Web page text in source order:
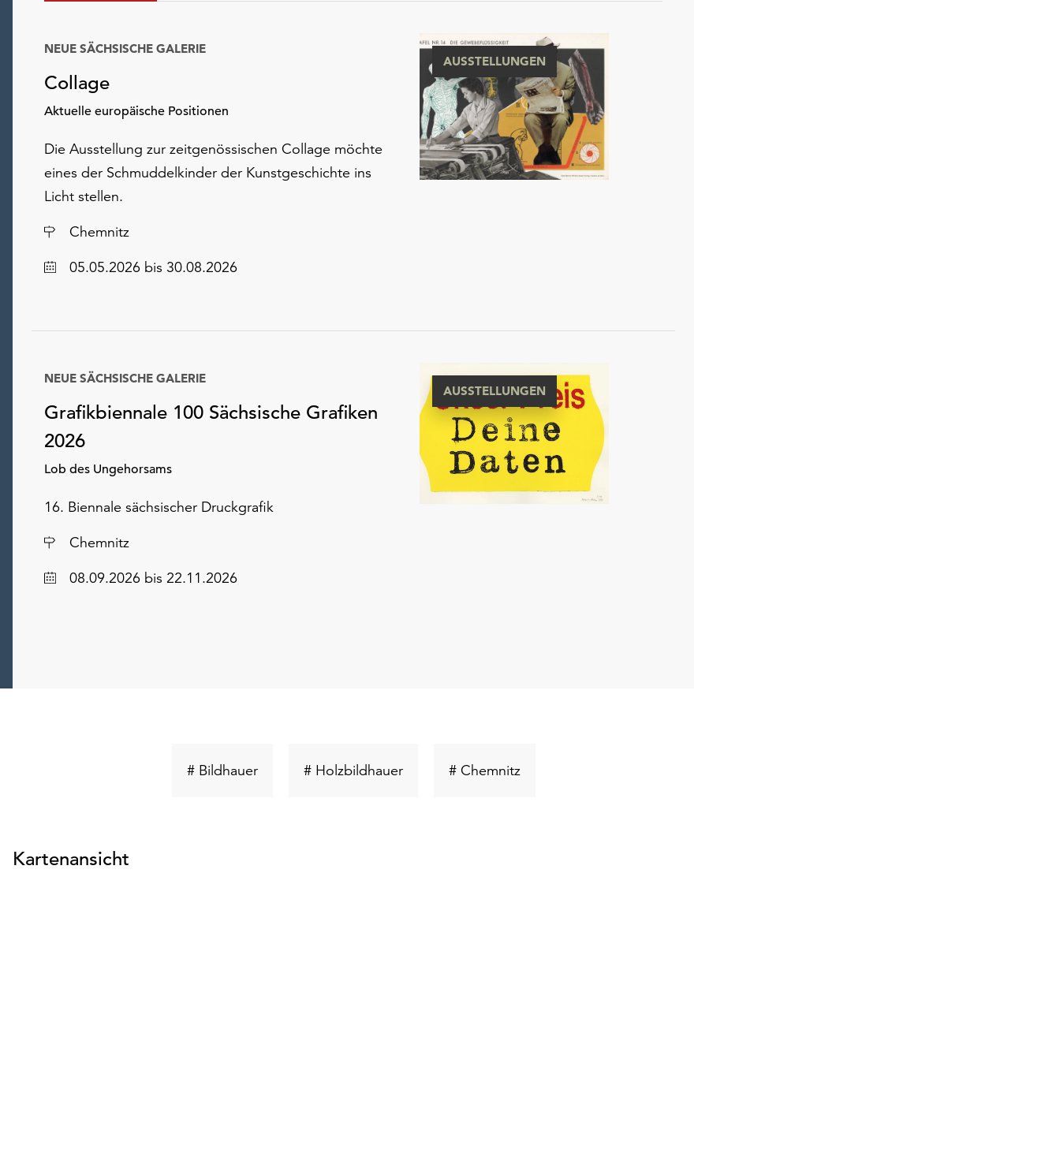
Collage
Aktuelle europäische Positionen
NEUE SÄCHSISCHE GALERIE
Die Ausstellung zur zeitgenössischen Collage möchte
eines der Schmuddelkinder der Kunstgeschichte ins
Licht stellen.
Ort
Chemnitz
Datum05.05.2026 bis 30.08.2026
AUSSTELLUNGEN
Grafikbiennale 100 Sächsische Grafiken
2026
Lob des Ungehorsams
NEUE SÄCHSISCHE GALERIE
16. Biennale sächsischer Druckgrafik
Ort
Chemnitz
Datum08.09.2026 bis 22.11.2026
AUSSTELLUNGEN
# BildhauerSchlüsselwort# HolzbildhauerSchlüsselwort
# ChemnitzSchlüsselwort
Kartenansicht